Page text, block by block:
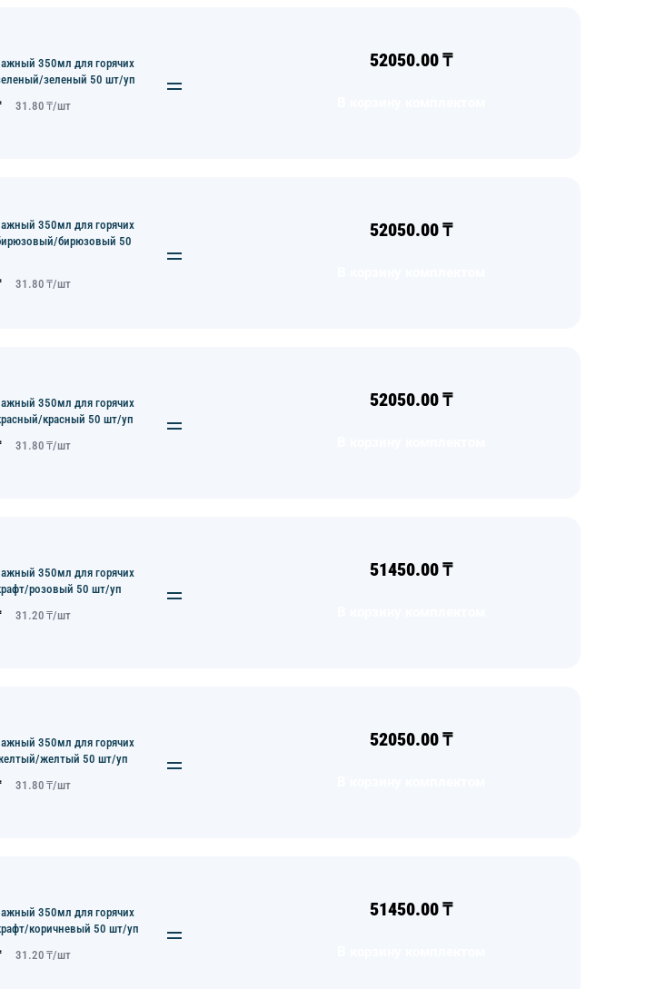
350мл для горячих
зеленый 50 шт/уп
31.80 ₸/шт
52050.00₸
350мл для горячих
бирюзовый 50
31.80 ₸/шт
52050.00₸
350мл для горячих
красный 50 шт/уп
31.80 ₸/шт
52050.00₸
350мл для горячих
розовый 50 шт/уп
31.20 ₸/шт
51450.00₸
350мл для горячих
желтый 50 шт/уп
31.80 ₸/шт
52050.00₸
350мл для горячих
коричневый 50 шт/уп
31.20 ₸/шт
51450.00₸